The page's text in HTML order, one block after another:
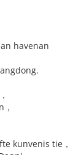
havenan
kunvenis tie，